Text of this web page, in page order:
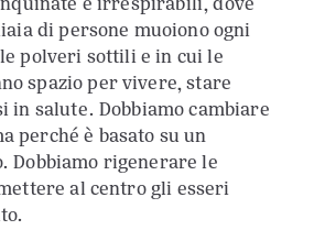
di persone muoiono ogni
polveri sottili e in cui le
spazio per vivere, stare
in salute. Dobbiamo cambiare
perché è basato su un
Dobbiamo rigenerare le
al centro gli esseri